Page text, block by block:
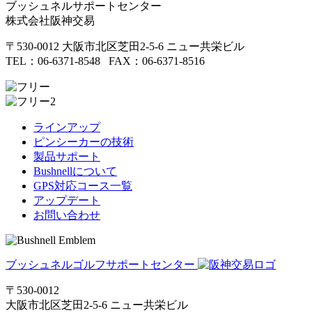
ブッシュネルサポートセンター
株式会社阪神交易
〒530-0012 大阪市北区芝田2-5-6 ニュー共栄ビル
TEL：06-6371-8548 FAX：06-6371-8516
ラインアップ
ピンシーカーの技術
製品サポート
Bushnellについて
GPS対応コース一覧
アップデート
お問い合わせ
ブッシュネルゴルフサポートセンター
〒530-0012
大阪市北区芝田2-5-6 ニュー共栄ビル